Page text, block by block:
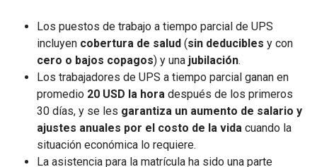
Los puestos de trabajo a tiempo parcial de UPS
incluyen cobertura de salud (sin deducibles y con
cero o bajos copagos) y una jubilación.
Los trabajadores de UPS a tiempo parcial ganan en
promedio 20 USD la hora después de los primeros
30 días, y se les garantiza un aumento de salario y
ajustes anuales por el costo de la vida cuando la
situación económica lo requiere.
La asistencia para la matrícula ha sido una parte